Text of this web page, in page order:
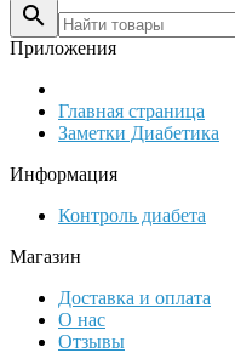

Приложения
Главная страница
Заметки Диабетика
Информация
Контроль диабета
Магазин
Доставка и оплата
О нас
Отзывы